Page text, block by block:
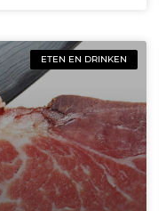
ETEN EN DRINKEN